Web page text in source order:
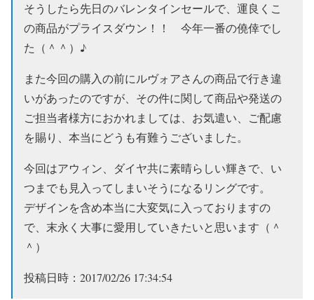
そうしたら先日のバレンタインセールで、運良くこ
の商品がプライスダウン！！ 今年一番の僥倖でし
た（＾＾）♪
また今回の購入の前にルヴォアさんの商品で行き違
いがあったのですが、その件に関して商品や発送の
ご担当者様方におかれましては、お気遣い、ご配慮
を賜り、本当にどうも有難うございました。
今回はアウィン、ダイヤ共に素晴らしい輝きで、い
つまでも見入ってしまいそうになるリングです。
デザインを含め本当に大変気に入っておりますの
で、末永く大事に愛用していきたいと思います（＾
＾）
投稿日時：2017/02/26 17:34:54